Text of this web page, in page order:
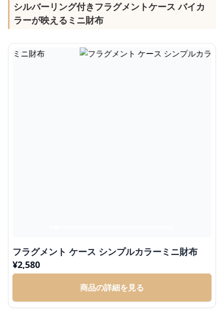
シルバーリング付きフラグメントケース バイカ
ラーが映えるミニ財布
フラグメント ケース シンプルカラーミニ財布
¥2,580
商品の詳細を見る